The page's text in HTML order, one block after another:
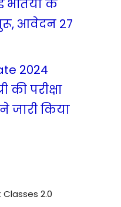
के
आवेदन 27
2024
की परीक्षा
जारी किया
2.0